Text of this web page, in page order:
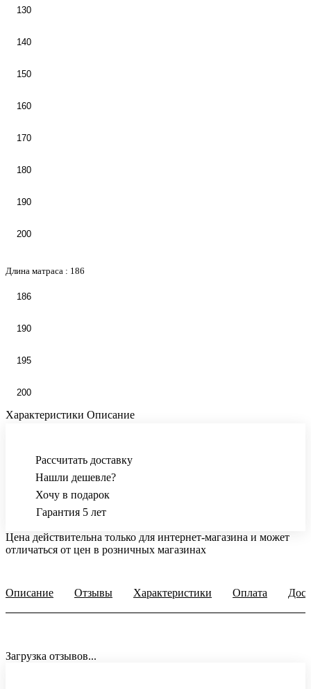
130
140
150
160
170
180
190
200
Длина матраса : 186
186
190
195
200
Характеристики Описание
Рассчитать доставку
Нашли дешевле?
Хочу в подарок
Гарантия 5 лет
Цена действительна только для интернет-магазина и может
отличаться от цен в розничных магазинах
Описание Отзывы Характеристики Оплата
Загрузка отзывов...